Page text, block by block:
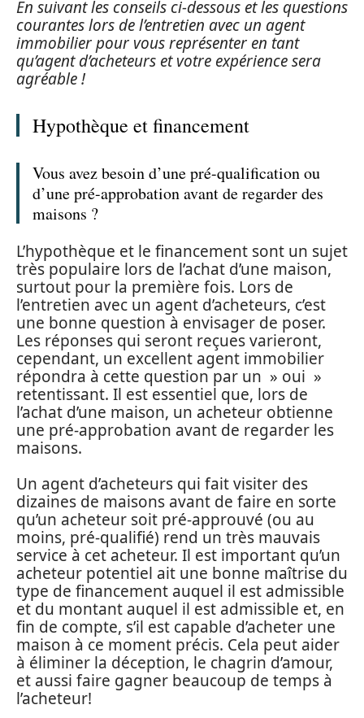
En suivant les conseils ci-dessous et les questions
courantes lors de l’entretien avec un agent
immobilier pour vous représenter en tant
qu’agent d’acheteurs et votre expérience sera
agréable !
Hypothèque et financement
Vous avez besoin d’une pré-qualification ou
d’une pré-approbation avant de regarder des
maisons ?
L’hypothèque et le financement sont un sujet
très populaire lors de l’achat d’une maison,
surtout pour la première fois. Lors de
l’entretien avec un agent d’acheteurs, c’est
une bonne question à envisager de poser.
Les réponses qui seront reçues varieront,
cependant, un excellent agent immobilier
répondra à cette question par un » oui »
retentissant. Il est essentiel que, lors de
l’achat d’une maison, un acheteur obtienne
une pré-approbation avant de regarder les
maisons.
Un agent d’acheteurs qui fait visiter des
dizaines de maisons avant de faire en sorte
qu’un acheteur soit pré-approuvé (ou au
moins, pré-qualifié) rend un très mauvais
service à cet acheteur. Il est important qu’un
acheteur potentiel ait une bonne maîtrise du
type de financement auquel il est admissible
et du montant auquel il est admissible et, en
fin de compte, s’il est capable d’acheter une
maison à ce moment précis. Cela peut aider
à éliminer la déception, le chagrin d’amour,
et aussi faire gagner beaucoup de temps à
l’acheteur!